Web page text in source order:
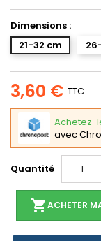
Dimensions :
21-32 cm
3,60 € TTC
avec
Quantité
shopping_cartACHETER